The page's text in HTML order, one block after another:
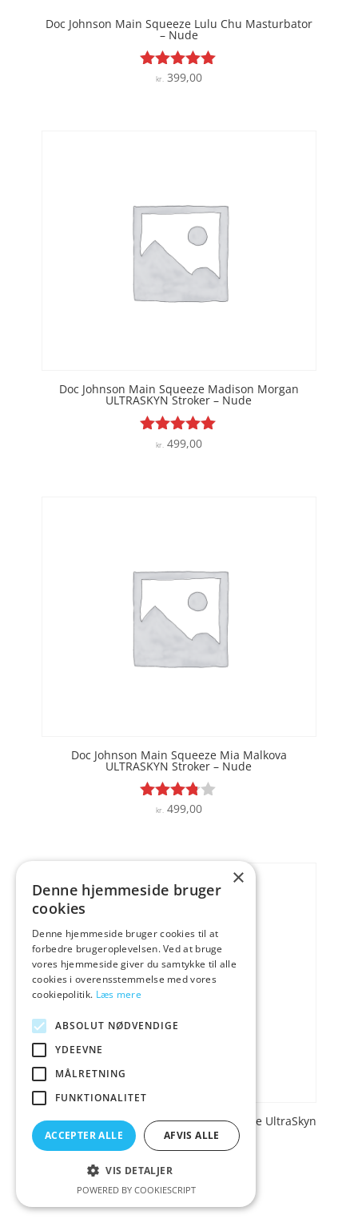
Doc Johnson Main Squeeze Lulu Chu Masturbator
– Nude
Vurderet
kr.399,00
Doc Johnson Main Squeeze Madison Morgan
ULTRASKYN Stroker – Nude
Vurderet
kr.499,00
Doc Johnson Main Squeeze Mia Malkova
ULTRASKYN Stroker – Nude
Vurderet
kr.499,00
Doc Johnson Main Squeeze Natasha Nice UltraSkyn
Stroker – Nude
Vurderet
4
ud af 5
kr.499,00
×
Denne hjemmeside bruger
cookies
Denne hjemmeside bruger cookies til at
forbedre brugeroplevelsen. Ved at bruge
vores hjemmeside giver du samtykke til alle
cookies i overensstemmelse med vores
cookiepolitik. Læs mere
ABSOLUT NØDVENDIGE
YDEEVNE
MÅLRETNING
FUNKTIONALITET
ACCEPTER ALLE AFVIS ALLE
VIS DETALJER
POWERED BY COOKIESCRIPT